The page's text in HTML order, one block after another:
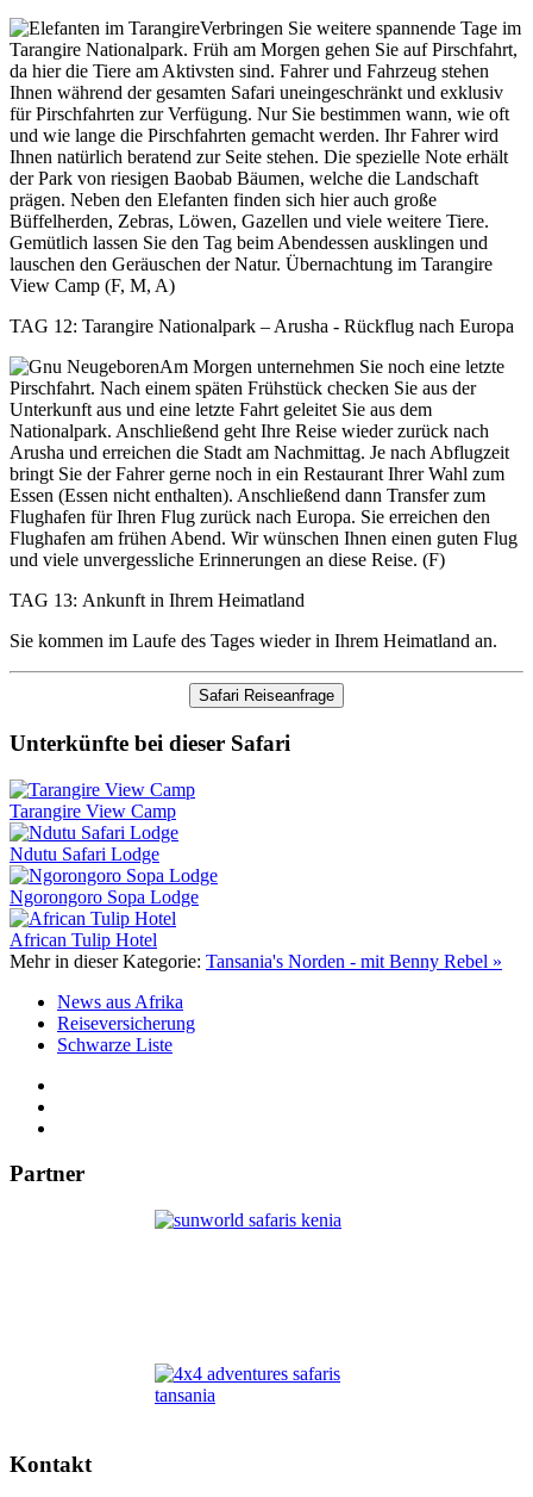
Verbringen Sie weitere spannende Tage im
Tarangire Nationalpark. Früh am Morgen gehen Sie auf Pirschfahrt,
da hier die Tiere am Aktivsten sind. Fahrer und Fahrzeug stehen
Ihnen während der gesamten Safari uneingeschränkt und exklusiv
für Pirschfahrten zur Verfügung. Nur Sie bestimmen wann, wie oft
und wie lange die Pirschfahrten gemacht werden. Ihr Fahrer wird
Ihnen natürlich beratend zur Seite stehen. Die spezielle Note erhält
der Park von riesigen Baobab Bäumen, welche die Landschaft
prägen. Neben den Elefanten finden sich hier auch große
Büffelherden, Zebras, Löwen, Gazellen und viele weitere Tiere.
Gemütlich lassen Sie den Tag beim Abendessen ausklingen und
lauschen den Geräuschen der Natur. Übernachtung im Tarangire
View Camp (F, M, A)
TAG 12: Tarangire Nationalpark – Arusha - Rückflug nach Europa
Am Morgen unternehmen Sie noch eine letzte
Pirschfahrt. Nach einem späten Frühstück checken Sie aus der
Unterkunft aus und eine letzte Fahrt geleitet Sie aus dem
Nationalpark. Anschließend geht Ihre Reise wieder zurück nach
Arusha und erreichen die Stadt am Nachmittag. Je nach Abflugzeit
bringt Sie der Fahrer gerne noch in ein Restaurant Ihrer Wahl zum
Essen (Essen nicht enthalten). Anschließend dann Transfer zum
Flughafen für Ihren Flug zurück nach Europa. Sie erreichen den
Flughafen am frühen Abend. Wir wünschen Ihnen einen guten Flug
und viele unvergessliche Erinnerungen an diese Reise. (F)
TAG 13: Ankunft in Ihrem Heimatland
Sie kommen im Laufe des Tages wieder in Ihrem Heimatland an.
Safari Reiseanfrage
Unterkünfte bei dieser Safari
Tarangire View Camp
Ndutu Safari Lodge
Ngorongoro Sopa Lodge
African Tulip Hotel
Mehr in dieser Kategorie: Tansania's Norden - mit Benny Rebel »
News aus Afrika
Reiseversicherung
Schwarze Liste
Partner
Kontakt